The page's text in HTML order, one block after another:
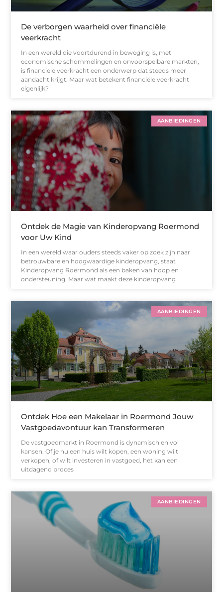
De verborgen waarheid over financiële
veerkracht
In een wereld die voortdurend in beweging is, met
economische schommelingen en onvoorspelbare markten,
is financiële veerkracht een onderwerp dat steeds meer
aandacht krijgt. Maar wat betekent financiële veerkracht
eigenlijk?
AANBIEDINGEN
Ontdek de Magie van Kinderopvang Roermond
voor Uw Kind
In een wereld waar ouders steeds vaker op zoek zijn naar
betrouwbare en hoogwaardige kinderopvang, staat
Kinderopvang Roermond als een baken van hoop en
ondersteuning. Maar wat maakt deze kinderopvang
AANBIEDINGEN
Ontdek Hoe een Makelaar in Roermond Jouw
Vastgoedavontuur kan Transformeren
De vastgoedmarkt in Roermond is dynamisch en vol
kansen. Of je nu een huis wilt kopen, een woning wilt
verkopen, of wilt investeren in vastgoed, het kan een
uitdagend proces
AANBIEDINGEN